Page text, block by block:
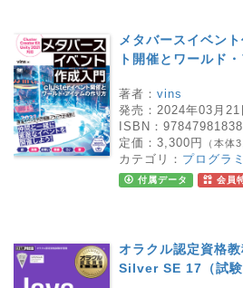
メタバースイベン
ト開催とワールド
著者： vins
発売： 2024年03月21
ISBN：
定価： 3,300円 （本体
カテゴリ： プログラ
付属データ 会員
オラクル認定資格
Silver SE 17（試験